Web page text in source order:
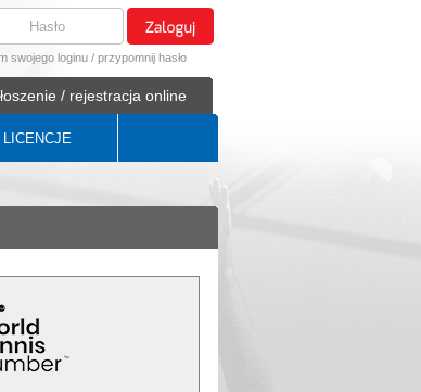
swojego loginu / przypomnij hasło
/ rejestracja online
LICENCJE